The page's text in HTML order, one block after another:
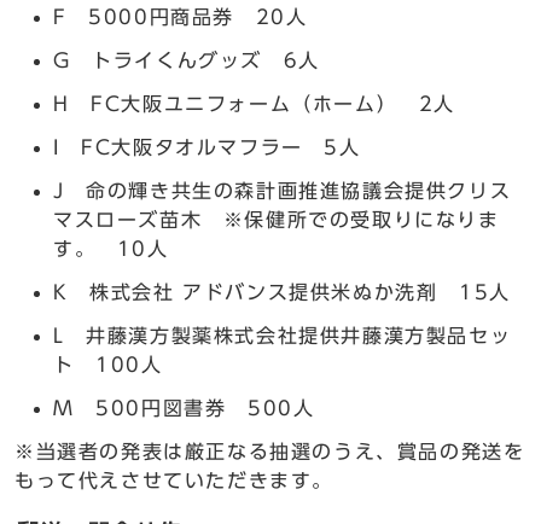
F 5000円商品券 20人
G トライくんグッズ 6人
H FC大阪ユニフォーム（ホーム） 2人
I FC大阪タオルマフラー 5人
J 命の輝き共生の森計画推進協議会提供クリス
マスローズ苗木 ※保健所での受取りになりま
す。 10人
K 株式会社 アドバンス提供米ぬか洗剤 15人
L 井藤漢方製薬株式会社提供井藤漢方製品セッ
ト 100人
M 500円図書券 500人
※当選者の発表は厳正なる抽選のうえ、賞品の発送を
もって代えさせていただきます。